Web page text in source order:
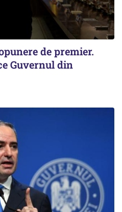
de premier.
Guvernul din